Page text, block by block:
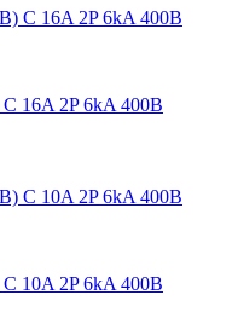
16A 2P 6kA 400В
10A 2P 6kA 400В